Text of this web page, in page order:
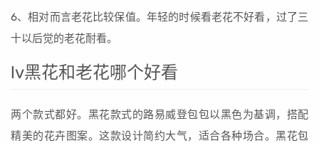
6、相对而言老花比较保值。年轻的时候看老花不好看，过了三
十以后觉的老花耐看。
lv黑花和老花哪个好看
两个款式都好。黑花款式的路易威登包包以黑色为基调，搭配
精美的花卉图案。这款设计简约大气，适合各种场合。黑花包